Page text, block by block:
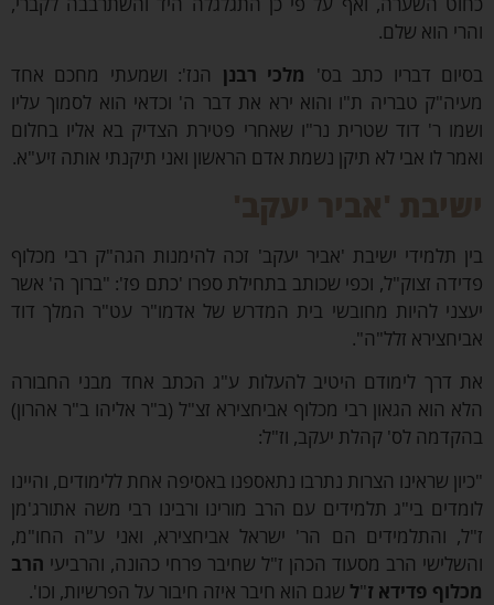
הוא שלם.
דבריו כתב בס'מלכי רבנןהנז': ושמעתי מחכם אחד
טבריה ת"ו והוא ירא את דבר ה' וכדאי הוא לסמוך עליו
ר' דוד שטרית נר"ו שאחרי פטירת הצדיק בא אליו בחלום
לו אבי לא תיקן נשמת אדם הראשון ואני תיקנתי אותה זיע"א.
תלמידי ישיבת 'אביר יעקב' זכה להימנות הגה"ק רבי מכלוף
זצוק"ל, וכפי שכותב בתחילת ספרו 'כתם פז': "ברוך ה' אשר
להיות מחובשי בית המדרש של אדמו"ר עט"ר המלך דוד
זלל"ה".
לימודם היטיב להעלות ע"ג הכתב אחד מבני החבורה
הוא הגאון רבי מכלוף אביחצירא זצ"ל (ב"ר אליהו ב"ר אהרון)
לס' קהלת יעקב, וז"ל:
שראינו הצרות נתרבו נתאספנו באסיפה אחת ללימודים, והיינו
בי"ג תלמידים עם הרב מורינו ורבינו רבי משה אתורג'מן
והתלמידים הם הר' ישראל אביחצירא, ואני ע"ה החו"מ,
הרב מסעוד הכהן ז"ל שחיבר פרחי כהונה, והרביעיהרב
פדידא ז"ל שגם הוא חיבר איזה חיבור על הפרשיות, וכו'.